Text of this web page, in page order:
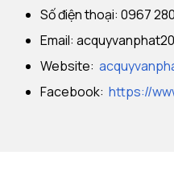
Số điện thoại: 0967
Email:
Website:
Facebook: https://